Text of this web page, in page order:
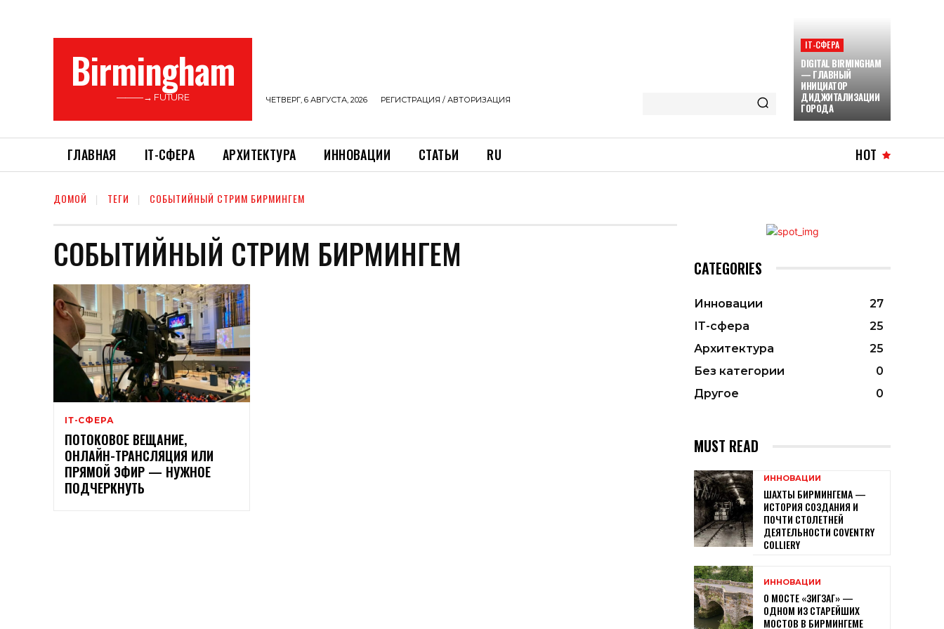
Birmingham
———→ FUTURE ЧЕТВЕРГ, 6 АВГУСТА, 2026 РЕГИСТРАЦИЯ / АВТОРИЗАЦИЯ
ІТ-СФЕРА
DIGITAL BIRMINGHAM
— ГЛАВНЫЙ
ИНИЦИАТОР
ДИДЖИТАЛИЗАЦИИ
ГОРОДА
ГЛАВНАЯ ІТ-СФЕРА АРХИТЕКТУРА ИННОВАЦИИ СТАТЬИ RU HOT
ДОМОЙ ТЕГИ СОБЫТИЙНЫЙ СТРИМ БИРМИНГЕМ
СОБЫТИЙНЫЙ СТРИМ БИРМИНГЕМ
ІТ-СФЕРА
ПОТОКОВОЕ ВЕЩАНИЕ,
ОНЛАЙН-ТРАНСЛЯЦИЯ ИЛИ
ПРЯМОЙ ЭФИР — НУЖНОЕ
ПОДЧЕРКНУТЬ
CATEGORIES
Инновации
27
ІТ-сфера
25
Архитектура
25
Без категории
0
Другое
0
MUST READ
ИННОВАЦИИ
ШАХТЫ БИРМИНГЕМА —
ИСТОРИЯ СОЗДАНИЯ И
ПОЧТИ СТОЛЕТНЕЙ
ДЕЯТЕЛЬНОСТИ COVENTRY
COLLIERY
ИННОВАЦИИ
О МОСТЕ «ЗИГЗАГ» —
ОДНОМ ИЗ СТАРЕЙШИХ
МОСТОВ В БИРМИНГЕМЕ